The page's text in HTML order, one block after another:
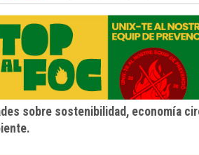
sobre sostenibilidad, economía